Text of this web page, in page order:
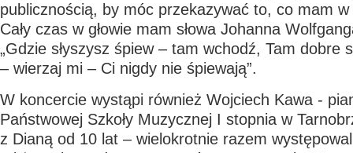
publicznością, by móc przekazywać to, co mam
Cały czas w głowie mam słowa Johanna
„Gdzie słyszysz śpiew – tam wchodź, Tam dobre
– wierzaj mi – Ci nigdy nie śpiewają”.
W koncercie wystąpi również Wojciech Kawa -
Państwowej Szkoły Muzycznej I stopnia w
z Dianą od 10 lat – wielokrotnie razem